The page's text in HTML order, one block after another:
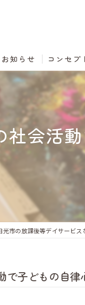
お知らせ コンセプ
会活
光市の放課後等デイサービ
で子どもの自